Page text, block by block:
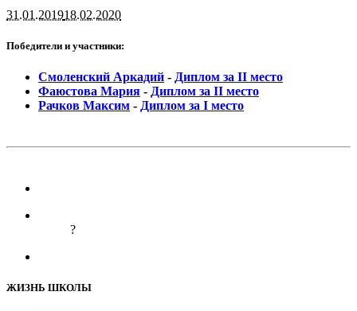
31.01.201918.02.2020
Победители и участники:
Смоленский Аркадий - Диплом за II место
Фаюстова Мария - Диплом за II место
Рачков Максим - Диплом за I место
?
ЖИЗНЬ ШКОЛЫ